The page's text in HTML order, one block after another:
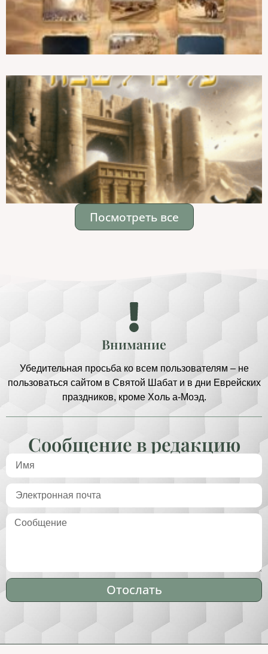
Посмотреть все
Внимание
Убедительная просьба ко всем пользователям – не
пользоваться сайтом в Святой Шабат и в дни Еврейских
праздников, кроме Холь а-Моэд.
Сообщение в редакцию
Отослать